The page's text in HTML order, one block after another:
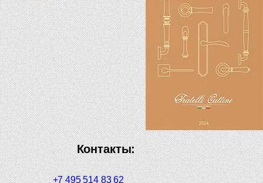
Контакты:
+7 495 514 83 62